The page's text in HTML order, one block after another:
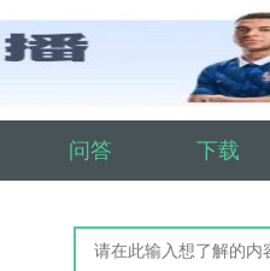
问答 下载